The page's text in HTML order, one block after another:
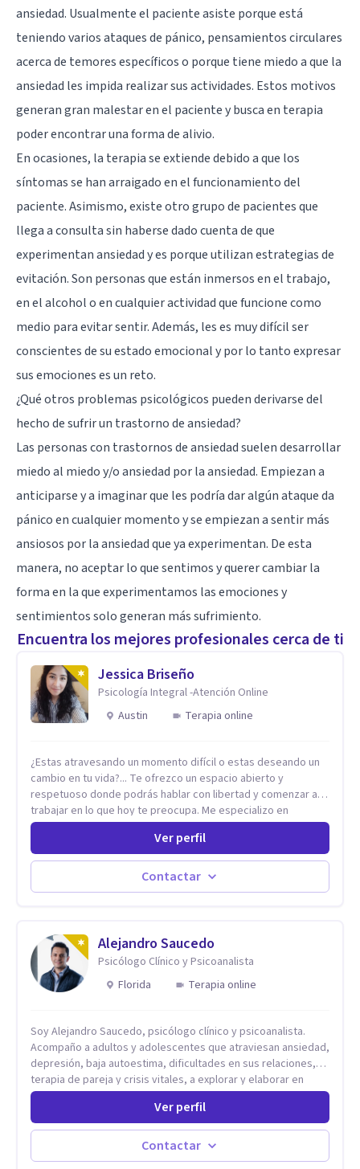
ansiedad. Usualmente el paciente asiste porque está
teniendo varios ataques de pánico, pensamientos circulares
acerca de temores específicos o porque tiene miedo a que la
ansiedad les impida realizar sus actividades. Estos motivos
generan gran malestar en el paciente y busca en terapia
poder encontrar una forma de alivio.
En ocasiones, la terapia se extiende debido a que los
síntomas se han arraigado en el funcionamiento del
paciente. Asimismo, existe otro grupo de pacientes que
llega a consulta sin haberse dado cuenta de que
experimentan ansiedad y es porque utilizan estrategias de
evitación. Son personas que están inmersos en el trabajo,
en el alcohol o en cualquier actividad que funcione como
medio para evitar sentir. Además, les es muy difícil ser
conscientes de su estado emocional y por lo tanto expresar
sus emociones es un reto.
¿Qué otros problemas psicológicos pueden derivarse del
hecho de sufrir un trastorno de ansiedad?
Las personas con trastornos de ansiedad suelen desarrollar
miedo al miedo y/o ansiedad por la ansiedad. Empiezan a
anticiparse y a imaginar que les podría dar algún ataque da
pánico en cualquier momento y se empiezan a sentir más
ansiosos por la ansiedad que ya experimentan. De esta
manera, no aceptar lo que sentimos y querer cambiar la
forma en la que experimentamos las emociones y
sentimientos solo generan más sufrimiento.
Encuentra los mejores profesionales cerca de ti
Jessica Briseño
Psicología Integral -Atención Online
Austin
Terapia online
¿Estas atravesando un momento difícil o estas deseando un
cambio en tu vida?... Te ofrezco un espacio abierto y
respetuoso donde podrás hablar con libertad y comenzar a
trabajar en lo que hoy te preocupa. Me especializo en
Trastornos de Ansiedad y a lo largo de mi experiencia
profesional he acompañado a muchas Familias y Parejas con
distintas problemáticas como el manejo del estrés,
Autoestima, Gestión de la Ira, Depresión, Retos en la Crianza,
Codependencia, Celos, entre otros. Cuento con más de 12
Adolescentes y Adultos
Ver perfil
Contactar
Alejandro Saucedo
Psicólogo Clínico y Psicoanalista
Florida
Terapia online
Soy Alejandro Saucedo, psicólogo clínico y psicoanalista.
Acompaño a adultos y adolescentes que atraviesan ansiedad,
depresión, baja autoestima, dificultades en sus relaciones,
terapia de pareja y crisis vitales, a explorar y elaborar en
profundidad los conflictos internos que generan malestar en
autoconocimiento y análisis, es posible acceder a las
historias personales, elaborar las experiencias del pasado y
resignificarlas, liberando su influencia para construir un futuro
Ver perfil
Contactar